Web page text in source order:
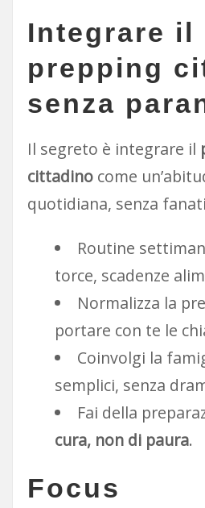
Integrare il
prepping
senza
Il segreto è integrare il
cittadinocome
quotidiana, senza
Routine
torce, scadenze
Normalizza la
portare con te le
Coinvolgi la
semplici, senza
Fai della
cura, non di paura.
Focus